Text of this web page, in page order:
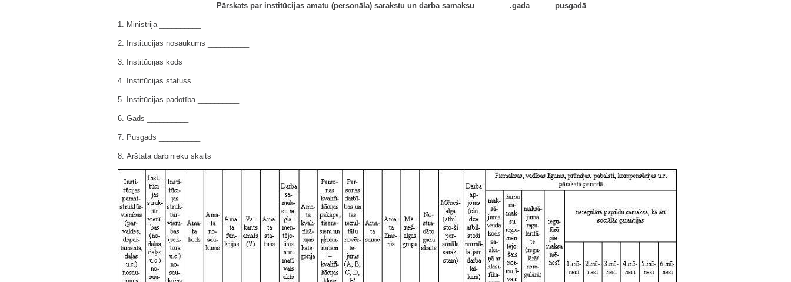
Pārskats par institūcijas amatu (personāla) sarakstu un darba samaksu ________.gada _____ pusgadā
1. Ministrija __________
2. Institūcijas nosaukums __________
3. Institūcijas kods __________
4. Institūcijas statuss __________
5. Institūcijas padotība __________
6. Gads __________
7. Pusgads __________
8. Ārštata darbinieku skaits __________